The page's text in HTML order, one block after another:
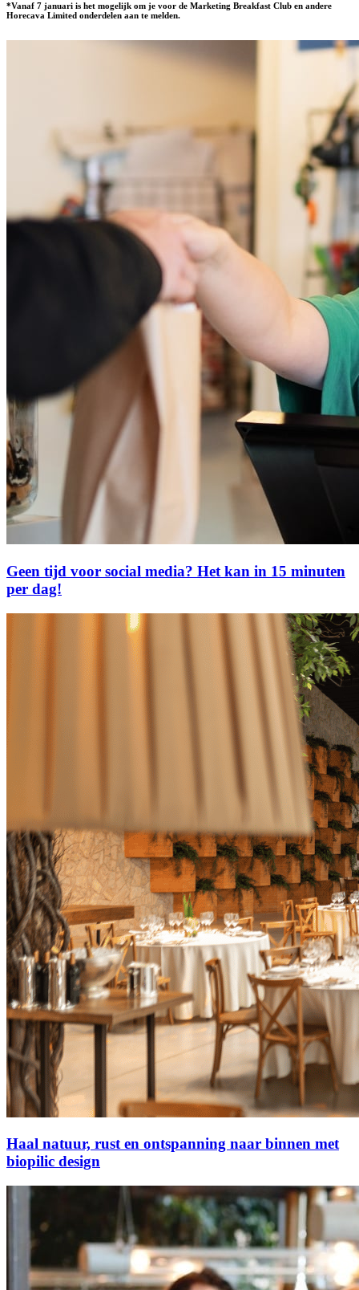
*Vanaf 7 januari is het mogelijk om je voor de Marketing Breakfast Club en andere
Horecava Limited onderdelen aan te melden.
Geen tijd voor social media? Het kan in 15 minuten
per dag!
Haal natuur, rust en ontspanning naar binnen met
biopilic design